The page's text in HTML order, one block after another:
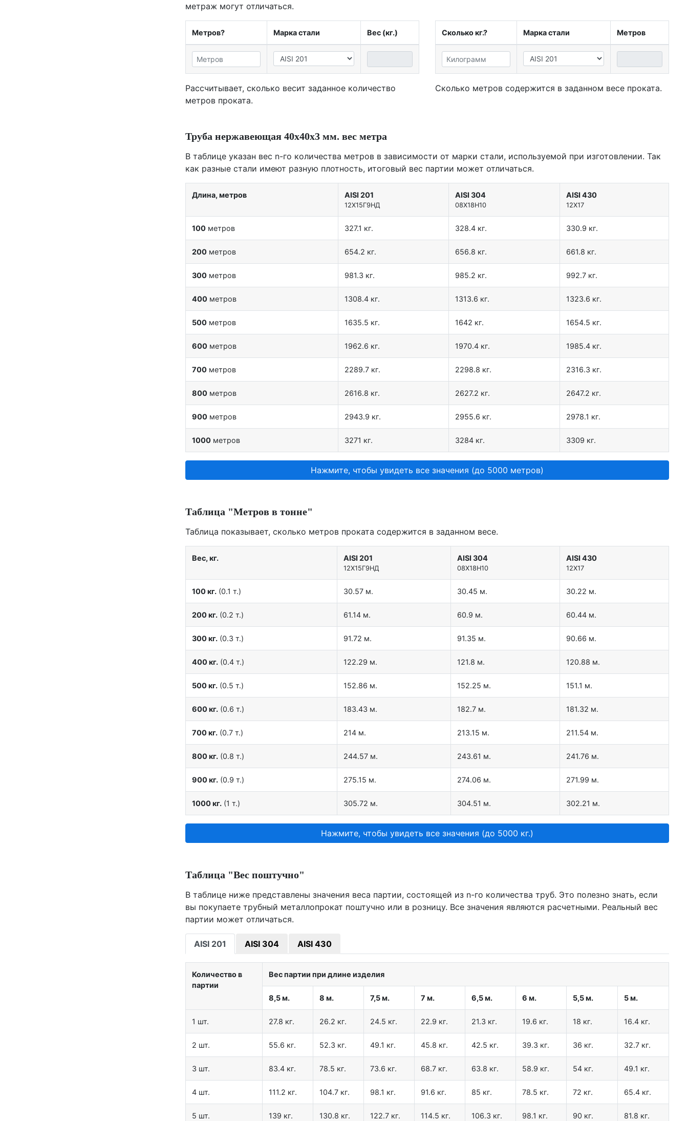
метраж могут отличаться.
Метров? Марка стали Вес (кг.)
Рассчитывает, сколько весит заданное количество
метров проката.
Сколько кг.? Марка стали Метров
Сколько метров содержится в заданном весе проката.
Труба нержавеющая 40х40х3 мм. вес метра
В таблице указан вес n-го количества метров в зависимости от марки стали, используемой при изготовлении. Так
как разные стали имеют разную плотность, итоговый вес партии может отличаться.
Длина, метров AISI 201
12X15Г9НД
AISI 304
08Х18Н10
AISI 430
12Х17
100 метров 327.1 кг. 328.4 кг. 330.9 кг.
200 метров 654.2 кг. 656.8 кг. 661.8 кг.
300 метров 981.3 кг. 985.2 кг. 992.7 кг.
400 метров 1308.4 кг. 1313.6 кг. 1323.6 кг.
500 метров 1635.5 кг. 1642 кг. 1654.5 кг.
600 метров 1962.6 кг. 1970.4 кг. 1985.4 кг.
700 метров 2289.7 кг. 2298.8 кг. 2316.3 кг.
800 метров 2616.8 кг. 2627.2 кг. 2647.2 кг.
900 метров 2943.9 кг. 2955.6 кг. 2978.1 кг.
1000 метров 3271 кг. 3284 кг. 3309 кг.
Нажмите, чтобы увидеть все значения (до 5000 метров)
Таблица "Метров в тонне"
Таблица показывает, сколько метров проката содержится в заданном весе.
Вес, кг. AISI 201
12X15Г9НД
AISI 304
08Х18Н10
AISI 430
12Х17
100 кг. (0.1 т.) 30.57 м. 30.45 м. 30.22 м.
200 кг. (0.2 т.) 61.14 м. 60.9 м. 60.44 м.
300 кг. (0.3 т.) 91.72 м. 91.35 м. 90.66 м.
400 кг. (0.4 т.) 122.29 м. 121.8 м. 120.88 м.
500 кг. (0.5 т.) 152.86 м. 152.25 м. 151.1 м.
600 кг. (0.6 т.) 183.43 м. 182.7 м. 181.32 м.
700 кг. (0.7 т.) 214 м. 213.15 м. 211.54 м.
800 кг. (0.8 т.) 244.57 м. 243.61 м. 241.76 м.
900 кг. (0.9 т.) 275.15 м. 274.06 м. 271.99 м.
1000 кг. (1 т.) 305.72 м. 304.51 м. 302.21 м.
Нажмите, чтобы увидеть все значения (до 5000 кг.)
Таблица "Вес поштучно"
В таблице ниже представлены значения веса партии, состоящей из n-го количества труб. Это полезно знать, если
вы покупаете трубный металлопрокат поштучно или в розницу. Все значения являются расчетными. Реальный вес
партии может отличаться.
AISI 201 AISI 304 AISI 430
Количество в
партии
Вес партии при длине изделия
8,5 м. 8 м. 7,5 м. 7 м. 6,5 м. 6 м. 5,5 м. 5 м.
1 шт. 27.8 кг. 26.2 кг. 24.5 кг. 22.9 кг. 21.3 кг. 19.6 кг. 18 кг. 16.4 кг.
2 шт. 55.6 кг. 52.3 кг. 49.1 кг. 45.8 кг. 42.5 кг. 39.3 кг. 36 кг. 32.7 кг.
3 шт. 83.4 кг. 78.5 кг. 73.6 кг. 68.7 кг. 63.8 кг. 58.9 кг. 54 кг. 49.1 кг.
4 шт. 111.2 кг. 104.7 кг. 98.1 кг. 91.6 кг. 85 кг. 78.5 кг. 72 кг. 65.4 кг.
5 шт. 139 кг. 130.8 кг. 122.7 кг. 114.5 кг. 106.3 кг. 98.1 кг. 90 кг. 81.8 кг.